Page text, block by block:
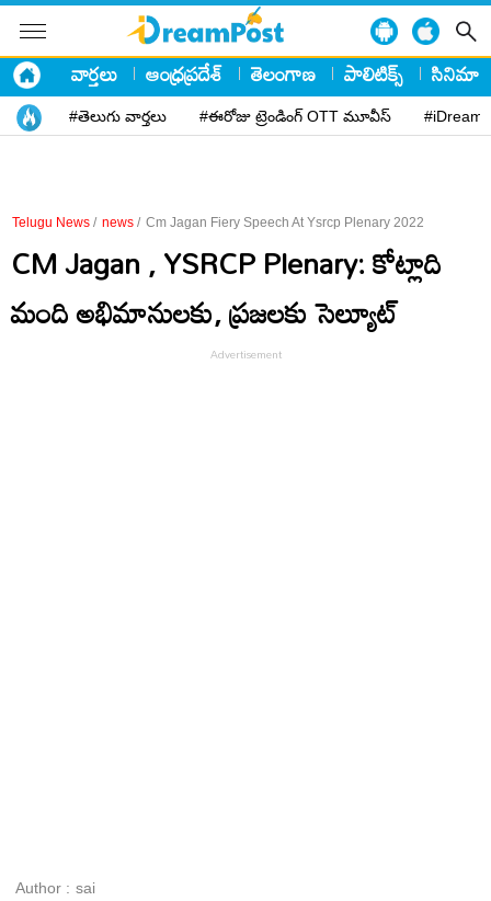
వార్తలు ఆంధ్రప్రదేశ్ తెలంగాణ పాలిటిక్స్ సినిమా
#తెలుగు వార్తలు #ఈరోజు ట్రెండింగ్ OTT మూవీస్
Telugu News / news / Cm Jagan Fiery Speech At Ysrcp Plenary 2022
CM Jagan , YSRCP Plenary: కోట్లాది
మంది అభిమానులకు, ప్రజలకు సెల్యూట్‌
Author : sai